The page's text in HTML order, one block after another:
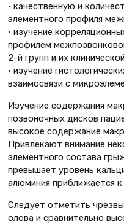
• качественную и
элементного профиля
• изучение
профилем
2-й групп и их
• изучение
взаимосвязи с
Изучение содержания
позвоночных дисков
высокое содержание
Привлекают внимание
элементного состава
превышает уровень
алюминия приближается
Следует отметить
олова и сравнительно